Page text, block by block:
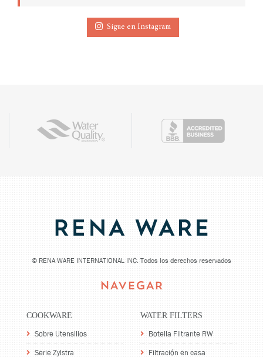
Sigue en Instagram
© RENA WARE INTERNATIONAL INC. Todos los derechos reservados
NAVEGAR
COOKWARE
Sobre Utensilios
Serie Zylstra
WATER FILTERS
Botella Filtrante RW
Filtración en casa